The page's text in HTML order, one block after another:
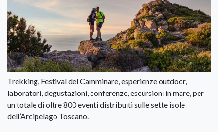
Trekking, Festival del Camminare, esperienze outdoor,
laboratori, degustazioni, conferenze, escursioni in mare, per
un totale di oltre 800 eventi distribuiti sulle sette isole
dell’Arcipelago Toscano.